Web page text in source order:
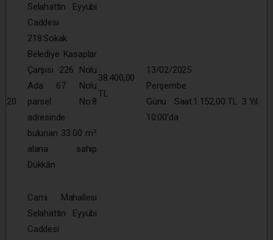
20
Selahattin Eyyubi
Caddesi
218.Sokak
Belediye Kasaplar
Çarşısı 226 Nolu
Ada 67 Nolu
parsel No:8
adresinde
bulunan 33.00 m²
alana sahip
Dükkân
38.400,00
TL
13/02/2025
Perşembe
Günü Saat
10:00’da
1.152,00 TL 3 Yıl
Cami Mahallesi
Selahattin Eyyubi
Caddesi